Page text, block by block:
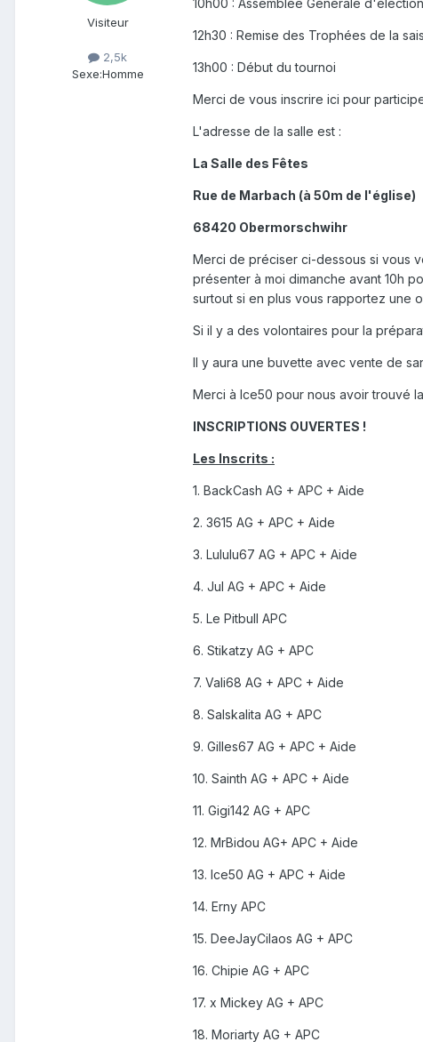
Visiteur
2,5k
Sexe:Homme
10h00 : Assemblée Générale
12h30 : Remise des Trophées de la
13h00 : Début du tournoi
Merci de vous inscrire ici pour
L'adresse de la salle est :
La Salle des Fêtes
Rue de Marbach (à 50m de l'église)
68420 Obermorschwihr
Merci de préciser ci-dessous si vous
présenter à moi dimanche avant 10h
surtout si en plus vous rapportez une
Si il y a des volontaires pour la
Il y aura une buvette avec vente de
Merci à Ice50 pour nous avoir trouvé la
INSCRIPTIONS OUVERTES !
Les Inscrits :
1. BackCash AG + APC + Aide
2. 3615 AG + APC + Aide
3. Lululu67 AG + APC + Aide
4. Jul AG + APC + Aide
5. Le Pitbull APC
6. Stikatzy AG + APC
7. Vali68 AG + APC + Aide
8. Salskalita AG + APC
9. Gilles67 AG + APC + Aide
10. Sainth AG + APC + Aide
11. Gigi142 AG + APC
12. MrBidou AG+ APC + Aide
13. Ice50 AG + APC + Aide
14. Erny APC
15. DeeJayCilaos AG + APC
16. Chipie AG + APC
17. x Mickey AG + APC
18. Moriarty AG + APC